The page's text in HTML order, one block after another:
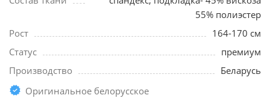
55% полиэстер
Рост
164-170 см
Статус
премиум
Производство
Беларусь
Оригинальное белорусское